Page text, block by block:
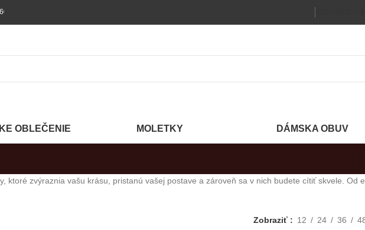
nad 60 €!
OBLEČENIE MOLETKY DÁMSKA OBUV
ktoré zvýraznia vašu krásu, pristanú vašej postave a zároveň sa v nich budete cítiť skvele. Od
Zobraziť 12 24 36